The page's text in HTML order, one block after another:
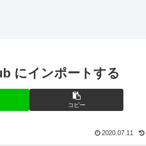
にインポートする
コピー
2020.07.11